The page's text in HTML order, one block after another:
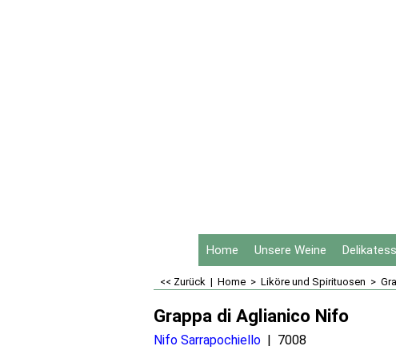
Home Unsere Weine
<< Zurück | Home > Liköre und Spirituosen >
Grappa di Aglianico Nifo
Nifo Sarrapochiello 7008